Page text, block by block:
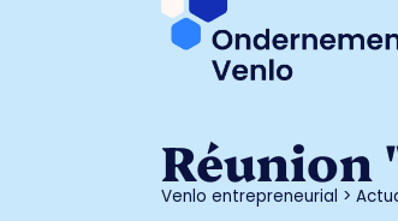
Réunion
Venlo entrepreneurial >